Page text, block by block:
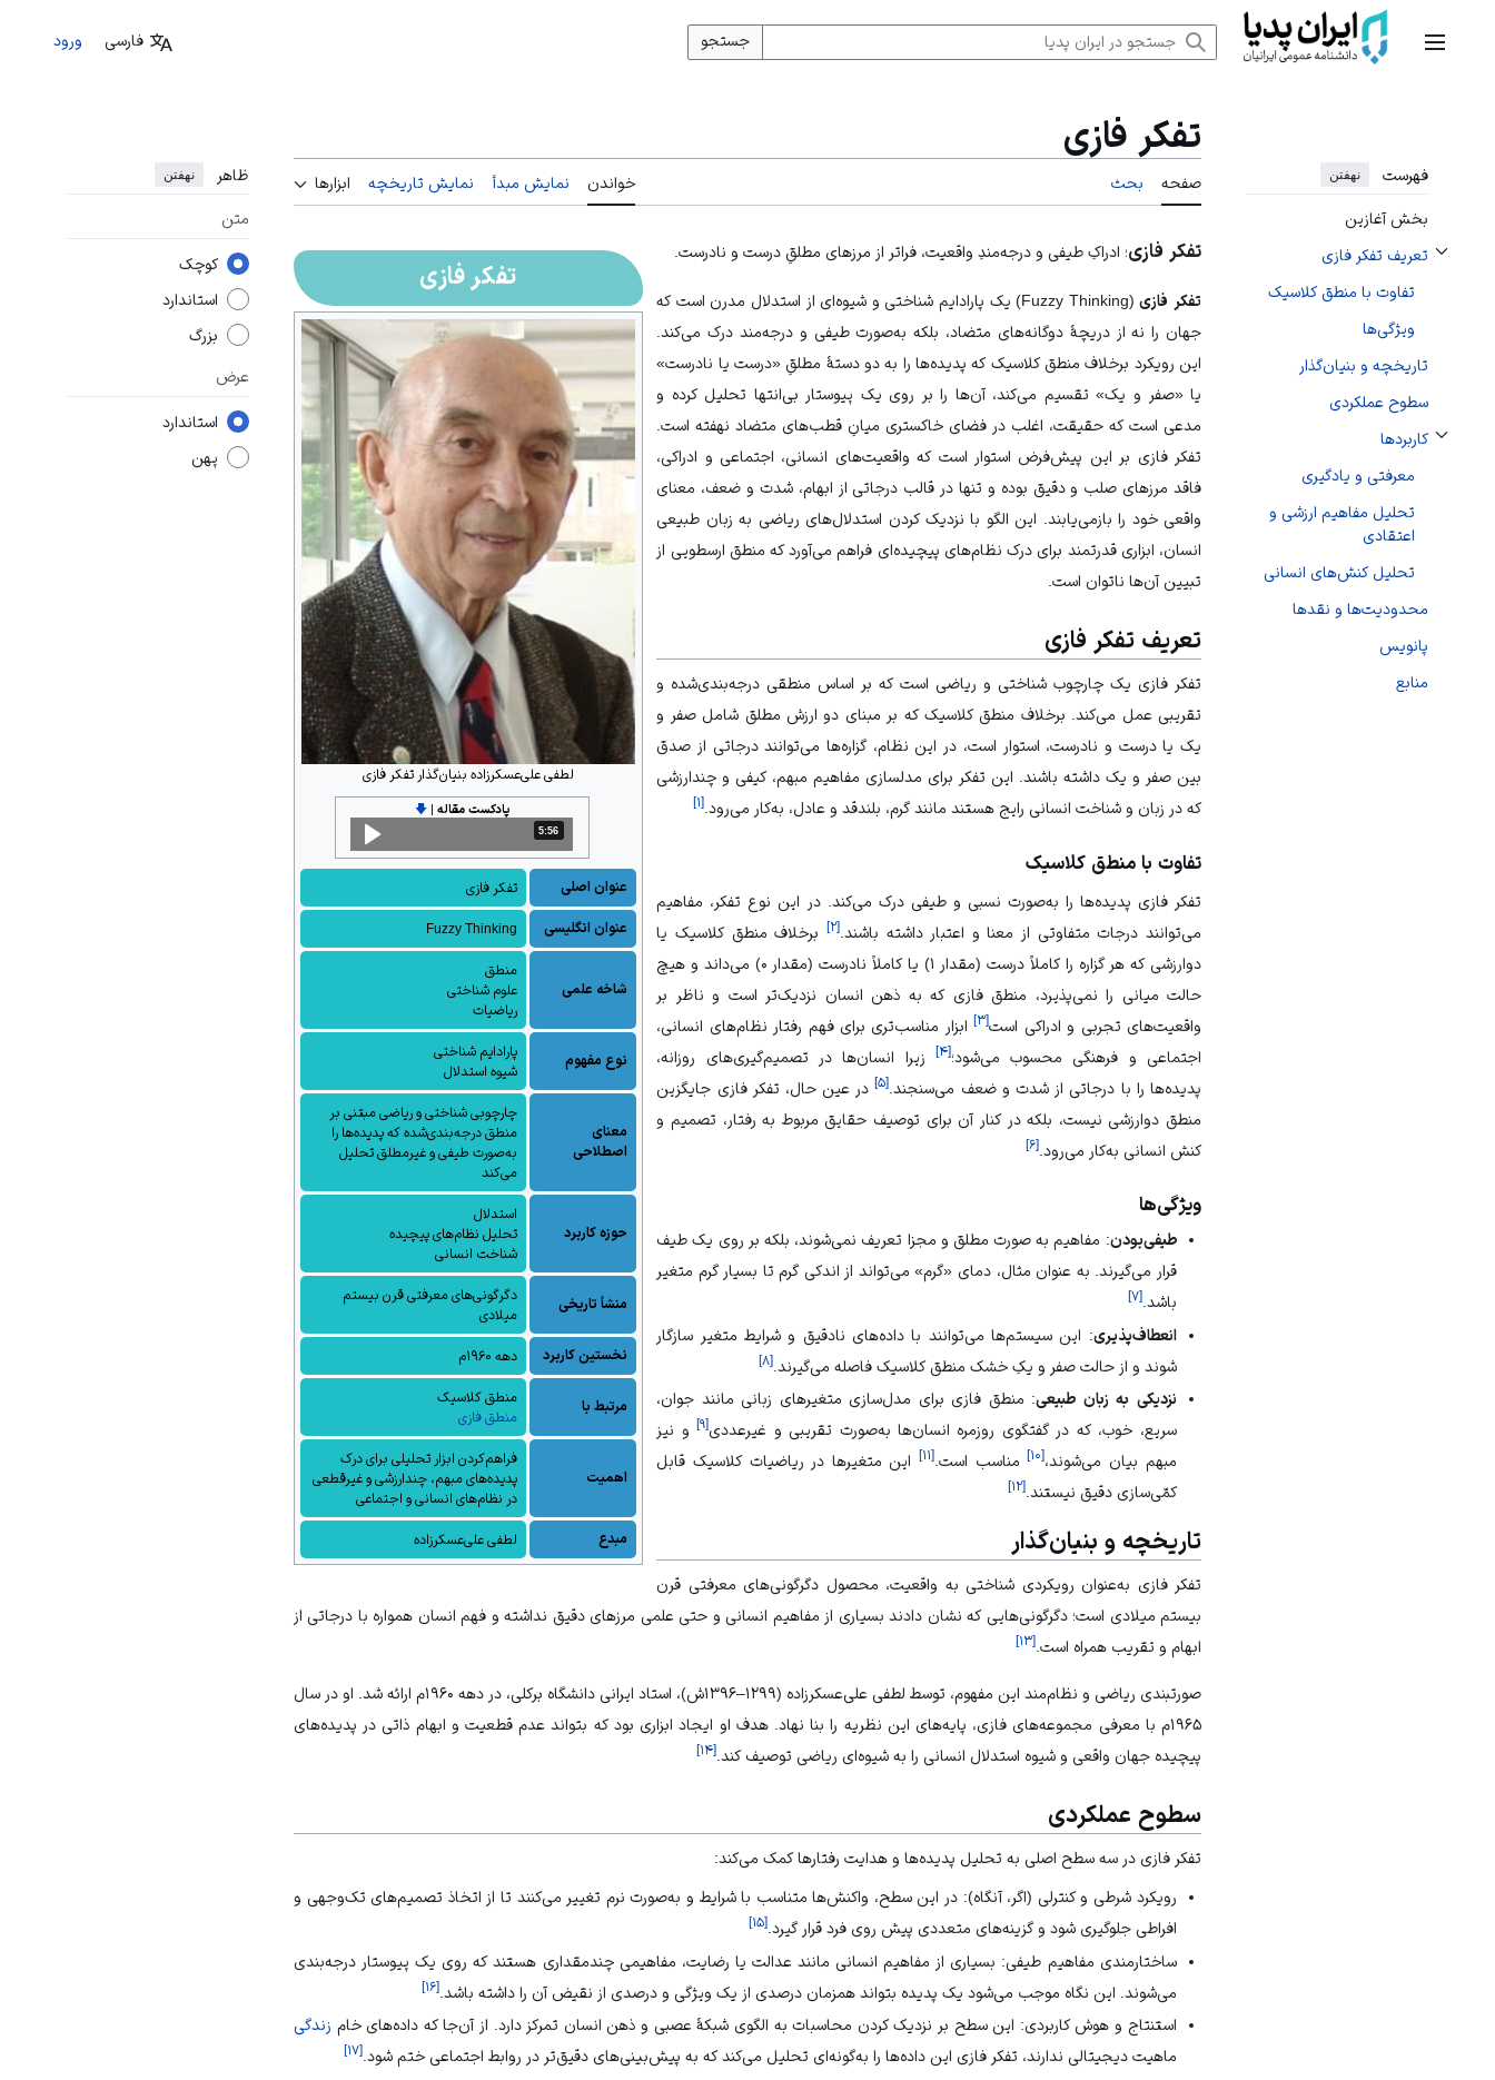
منوی اصلی
جستجو فارسی ورود
فهرست نهفتن
بخش آغازین
تعریف تفکر فازی
تغییر وضعیت زیربخش‌های تعریف تفکر فازی
تفاوت با منطق کلاسیک
ویژگی‌ها
تاریخچه و بنیان‌گذار
سطوح عملکردی
کاربردها
تغییر وضعیت زیربخش‌های کاربردها
معرفتی و یادگیری
تحلیل مفاهیم ارزشی و
اعتقادی
تحلیل کنش‌های انسانی
محدودیت‌ها و نقدها
پانویس
منابع
تفکر فازی
صفحه بحث خواندن نمایش مبدأ نمایش تاریخچه ابزارها ظاهر نهفتن
متن
کوچک
استاندارد
بزرگ
عرض
استاندارد
پهن
تفکر فازی
لطفی علی‌عسکرزاده بنیان‌گذار تفکر فازی
پادکست مقاله |
🡇
مدت: 5 دقیقه و 56 ثانیه
5:56
عنوان اصلی تفکر فازی
عنوان انگلیسی Fuzzy Thinking
شاخه علمی
منطق
علوم شناختی
ریاضیات
نوع مفهوم
پارادایم شناختی
شیوه استدلال
معنای
اصطلاحی
چارچوبی شناختی و ریاضی مبتنی بر
منطق درجه‌بندی‌شده که پدیده‌ها را
به‌صورت طیفی و غیرمطلق تحلیل
می‌کند
حوزه کاربرد
استدلال
تحلیل نظام‌های پیچیده
شناخت انسانی
منشأ تاریخی
دگرگونی‌های معرفتی قرن بیستم
میلادی
نخستین کاربرد دهه ۱۹۶۰م
مرتبط با
منطق کلاسیک
منطق فازی
اهمیت
فراهم‌کردن ابزار تحلیلی برای درک
پدیده‌های مبهم، چندارزشی و غیرقطعی
در نظام‌های انسانی و اجتماعی
مبدع لطفی علی‌عسکرزاده
تفکر فازی؛ ادراکِ طیفی و درجه‌مندِ واقعیت، فراتر از مرزهای مطلقِ درست و نادرست.
تفکر فازی(Fuzzy Thinking) یک پارادایم شناختی و شیوه‌ای از استدلال مدرن است که
جهان را نه از دریچهٔ دوگانه‌های متضاد، بلکه به‌صورت طیفی و درجه‌مند درک می‌کند.
این رویکرد برخلاف منطق کلاسیک که پدیده‌ها را به دو دستهٔ مطلقِ «درست یا نادرست»
یا «صفر و یک» تقسیم می‌کند، آن‌ها را بر روی یک پیوستار بی‌انتها تحلیل کرده و
مدعی است که حقیقت، اغلب در فضای خاکستری میانِ قطب‌های متضاد نهفته است.
تفکر فازی بر این پیش‌فرض استوار است که واقعیت‌های انسانی، اجتماعی و ادراکی،
فاقد مرزهای صلب و دقیق بوده و تنها در قالب درجاتی از ابهام، شدت و ضعف، معنای
واقعی خود را بازمی‌یابند. این الگو با نزدیک کردن استدلال‌های ریاضی به زبان طبیعی
انسان، ابزاری قدرتمند برای درک نظام‌های پیچیده‌ای فراهم می‌آورد که منطق ارسطویی از
تبیین آن‌ها ناتوان است.
تعریف تفکر فازی
تفکر فازی یک چارچوب شناختی و ریاضی است که بر اساس منطقی درجه‌بندی‌شده و
تقریبی عمل می‌کند. برخلاف منطق کلاسیک که بر مبنای دو ارزش مطلق شامل صفر و
یک یا درست و نادرست، استوار است، در این نظام، گزاره‌ها می‌توانند درجاتی از صدق
بین صفر و یک داشته باشند. این تفکر برای مدلسازی مفاهیم مبهم، کیفی و چندارزشی
که در زبان و شناخت انسانی رایج هستند مانند گرم، بلندقد و عادل، به‌کار می‌رود.[۱]
تفاوت با منطق کلاسیک
تفکر فازی پدیده‌ها را به‌صورت نسبی و طیفی درک می‌کند. در این نوع تفکر، مفاهیم
می‌توانند درجات متفاوتی از معنا و اعتبار داشته باشند.[۲]
برخلاف منطق کلاسیک یا
دوارزشی که هر گزاره را کاملاً درست (مقدار ۱) یا کاملاً نادرست (مقدار ۰) می‌داند و هیچ
حالت میانی را نمی‌پذیرد، منطق فازی که به ذهن انسان نزدیک‌تر است و ناظر بر
واقعیت‌های تجربی و ادراکی است[۳]ابزار مناسب‌تری برای فهم رفتار نظام‌های انسانی،
اجتماعی و فرهنگی محسوب می‌شود؛[۴]
زیرا انسان‌ها در تصمیم‌گیری‌های روزانه،
پدیده‌ها را با درجاتی از شدت و ضعف می‌سنجند. [۵]در عین حال، تفکر فازی جایگزین
منطق دوارزشی نیست، بلکه در کنار آن برای توصیف حقایق مربوط به رفتار، تصمیم و
کنش انسانی به‌کار می‌رود. [۶]
ویژگی‌ها
طیفی‌بودن: مفاهیم به صورت مطلق و مجزا تعریف نمی‌شوند، بلکه بر روی یک طیف
قرار می‌گیرند. به عنوان مثال، دمای «گرم» می‌تواند از اندکی گرم تا بسیار گرم متغیر
باشد.[۷]
انعطاف‌پذیری: این سیستم‌ها می‌توانند با داده‌های نادقیق و شرایط متغیر سازگار
شوند و از حالت صفر و یکِ خشک منطق کلاسیک فاصله می‌گیرند.[۸]
نزدیکی به زبان طبیعی: منطق فازی برای مدل‌سازی متغیرهای زبانی مانند جوان،
سریع، خوب، که در گفتگوی روزمره انسان‌ها به‌صورت تقریبی و غیرعددی[۹]و نیز
مبهم بیان می‌شوند،[۱۰]مناسب است. [۱۱]این متغیرها در ریاضیات کلاسیک قابل
کمّی‌سازی دقیق نیستند.[۱۲]
تاریخچه و بنیان‌گذار
تفکر فازی به‌عنوان رویکردی شناختی به واقعیت، محصول دگرگونی‌های معرفتی قرن
بیستم میلادی است؛ دگرگونی‌هایی که نشان دادند بسیاری از مفاهیم انسانی و حتی علمی مرزهای دقیق نداشته و فهم انسان همواره با درجاتی از
ابهام و تقریب همراه است.[۱۳]
صورتبندی ریاضی و نظام‌مند این مفهوم، توسط لطفی علی‌عسکرزاده
(۱۲۹۹–۱۳۹۶ش)، استاد ایرانی دانشگاه برکلی، در دهه ۱۹۶۰م ارائه شد. او در سال
۱۹۶۵م با معرفی مجموعه‌های فازی، پایه‌های این نظریه را بنا نهاد. هدف او ایجاد ابزاری بود که بتواند عدم قطعیت و ابهام ذاتی در پدیده‌های
پیچیده جهان واقعی و شیوه استدلال انسانی را به شیوه‌ای ریاضی توصیف کند.[۱۴]
سطوح عملکردی
تفکر فازی در سه سطح اصلی به تحلیل پدیده‌ها و هدایت رفتارها کمک می‌کند:
رویکرد شرطی و کنترلی (اگر، آنگاه): در این سطح، واکنش‌ها متناسب با شرایط و به‌صورت نرم تغییر می‌کنند تا از اتخاذ تصمیم‌های تک‌وجهی و
افراطی جلوگیری شود و گزینه‌های متعددی پیش روی فرد قرار گیرد.[۱۵]
ساختارمندی مفاهیم طیفی: بسیاری از مفاهیم انسانی مانندعدالت یا رضایت، مفاهیمی چندمقداری هستند که روی یک پیوستار درجه‌بندی
می‌شوند. این نگاه موجب می‌شود یک پدیده بتواند همزمان درصدی از یک ویژگی و درصدی از نقیض آن را داشته باشد.[۱۶]
استنتاج و هوش کاربردی: این سطح بر نزدیک کردن محاسبات به الگوی شبکهٔ عصبی و ذهن انسان تمرکز دارد. از آن‌جا که داده‌های خام زندگی
ماهیت دیجیتالی ندارند، تفکر فازی این داده‌ها را به‌گونه‌ای تحلیل می‌کند که به پیش‌بینی‌های دقیق‌تر در روابط اجتماعی ختم شود.[۱۷]